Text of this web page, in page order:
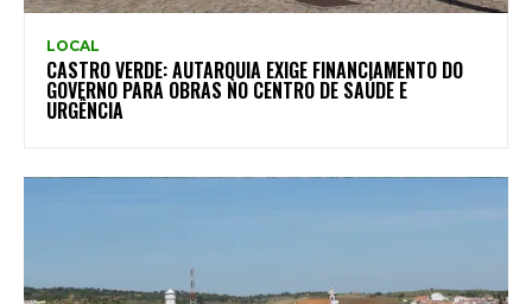
LOCAL
CASTRO VERDE: AUTARQUIA EXIGE FINANCIAMENTO DO
GOVERNO PARA OBRAS NO CENTRO DE SAÚDE E
URGÊNCIA